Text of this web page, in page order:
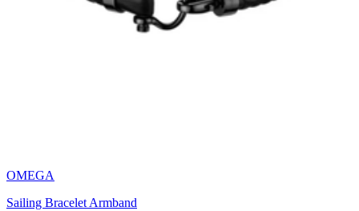
OMEGA
Sailing Bracelet Armband